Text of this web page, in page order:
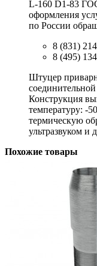
L-160 D1-83
оформления
по России
8 (831)
8 (495)
Штуцер
Конструкция
температуру: -
термическую
ультразвуком и
Похожие товары